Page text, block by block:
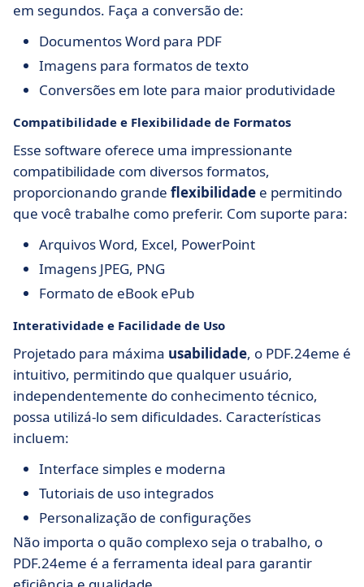
em segundos. Faça a conversão de:
Documentos Word para PDF
Imagens para formatos de texto
Conversões em lote para maior produtividade
Compatibilidade e Flexibilidade de Formatos
Esse software oferece uma impressionante
compatibilidade com diversos formatos,
proporcionando grande flexibilidade e permitindo
que você trabalhe como preferir. Com suporte para:
Arquivos Word, Excel, PowerPoint
Imagens JPEG, PNG
Formato de eBook ePub
Interatividade e Facilidade de Uso
Projetado para máxima usabilidade, o PDF.24eme é
intuitivo, permitindo que qualquer usuário,
independentemente do conhecimento técnico,
possa utilizá-lo sem dificuldades. Características
incluem:
Interface simples e moderna
Tutoriais de uso integrados
Personalização de configurações
Não importa o quão complexo seja o trabalho, o
PDF.24eme é a ferramenta ideal para garantir